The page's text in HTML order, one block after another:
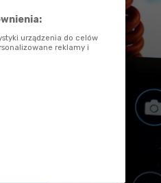
urządzenia do celów
reklamy i